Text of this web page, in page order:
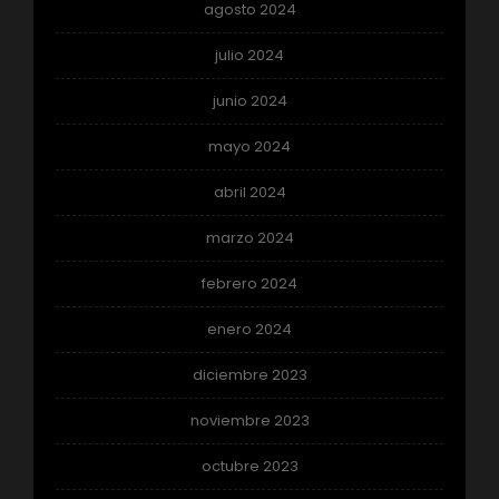
agosto 2024
julio 2024
junio 2024
mayo 2024
abril 2024
marzo 2024
febrero 2024
enero 2024
diciembre 2023
noviembre 2023
octubre 2023